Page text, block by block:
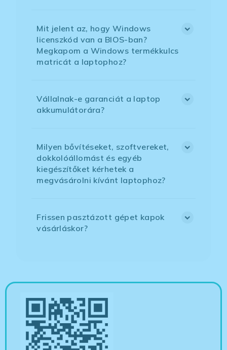
Mit jelent az, hogy Windows
licenszkód van a BIOS-ban?
Megkapom a Windows termékkulcs
matricát a laptophoz?
Vállalnak-e garanciát a laptop
akkumulátorára?
Milyen bővítéseket, szoftvereket,
dokkolóállomást és egyéb
kiegészítőket kérhetek a
megvásárolni kívánt laptophoz?
Frissen pasztázott gépet kapok
vásárláskor?